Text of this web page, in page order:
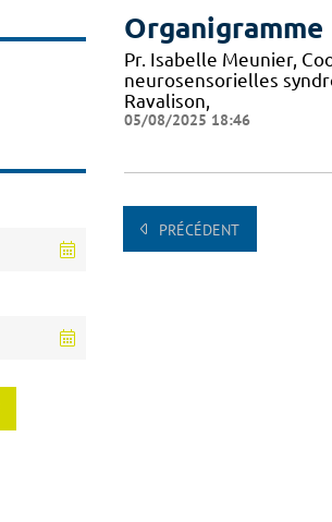
Organigramme
Pr. Isabelle Meunier,
neurosensorielles
Ravalison,
05/08/2025 18:46
PRÉCÉDENT